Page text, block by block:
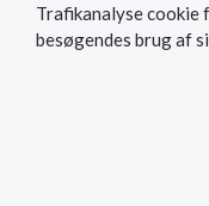
Trafikanalyse cookie
besøgendes brug af